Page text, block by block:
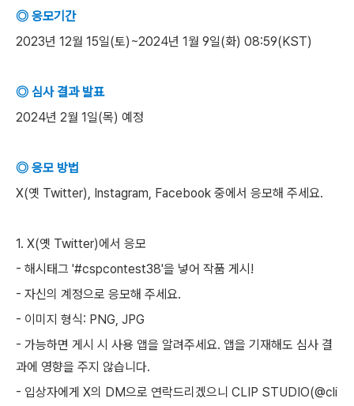
◎ 응모기간
2023년 12월 15일(토)~2024년 1월 9일(화) 08:59(KST)
◎ 심사 결과 발표
2024년 2월 1일(목) 예정
◎ 응모 방법
X(옛 Twitter), Instagram, Facebook 중에서 응모해 주세요.
1. X(옛 Twitter)에서 응모
- 해시태그 '#cspcontest38'을 넣어 작품 게시!
- 자신의 계정으로 응모해 주세요.
- 이미지 형식: PNG, JPG
- 가능하면 게시 시 사용 앱을 알려주세요. 앱을 기재해도 심사 결
과에 영향을 주지 않습니다.
- 입상자에게 X의 DM으로 연락드리겠으니 CLIP STUDIO(@cli